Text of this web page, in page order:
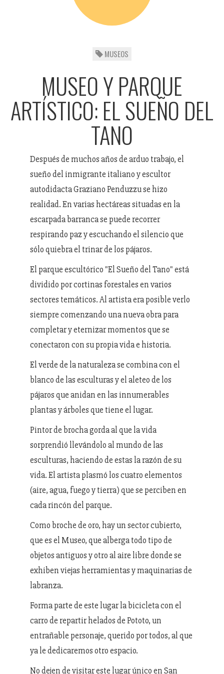
MUSEOS
MUSEO Y PARQUE
ARTÍSTICO: EL SUEÑO DEL
TANO
Después de muchos años de arduo trabajo, el
sueño del inmigrante italiano y escultor
autodidacta Graziano Penduzzu se hizo
realidad. En varias hectáreas situadas en la
escarpada barranca se puede recorrer
respirando paz y escuchando el silencio que
sólo quiebra el trinar de los pájaros.
El parque escultórico "El Sueño del Tano" está
dividido por cortinas forestales en varios
sectores temáticos. Al artista era posible verlo
siempre comenzando una nueva obra para
completar y eternizar momentos que se
conectaron con su propia vida e historia.
El verde de la naturaleza se combina con el
blanco de las esculturas y el aleteo de los
pájaros que anidan en las innumerables
plantas y árboles que tiene el lugar.
Pintor de brocha gorda al que la vida
sorprendió llevándolo al mundo de las
esculturas, haciendo de estas la razón de su
vida. El artista plasmó los cuatro elementos
(aire, agua, fuego y tierra) que se perciben en
cada rincón del parque.
Como broche de oro, hay un sector cubierto,
que es el Museo, que alberga todo tipo de
objetos antiguos y otro al aire libre donde se
exhiben viejas herramientas y maquinarias de
labranza.
Forma parte de este lugar la bicicleta con el
carro de repartir helados de Pototo, un
entrañable personaje, querido por todos, al que
ya le dedicaremos otro espacio.
No dejen de visitar este lugar único en San